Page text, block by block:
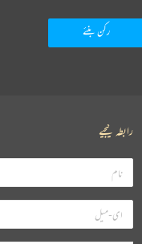
رابطہ کیجیے